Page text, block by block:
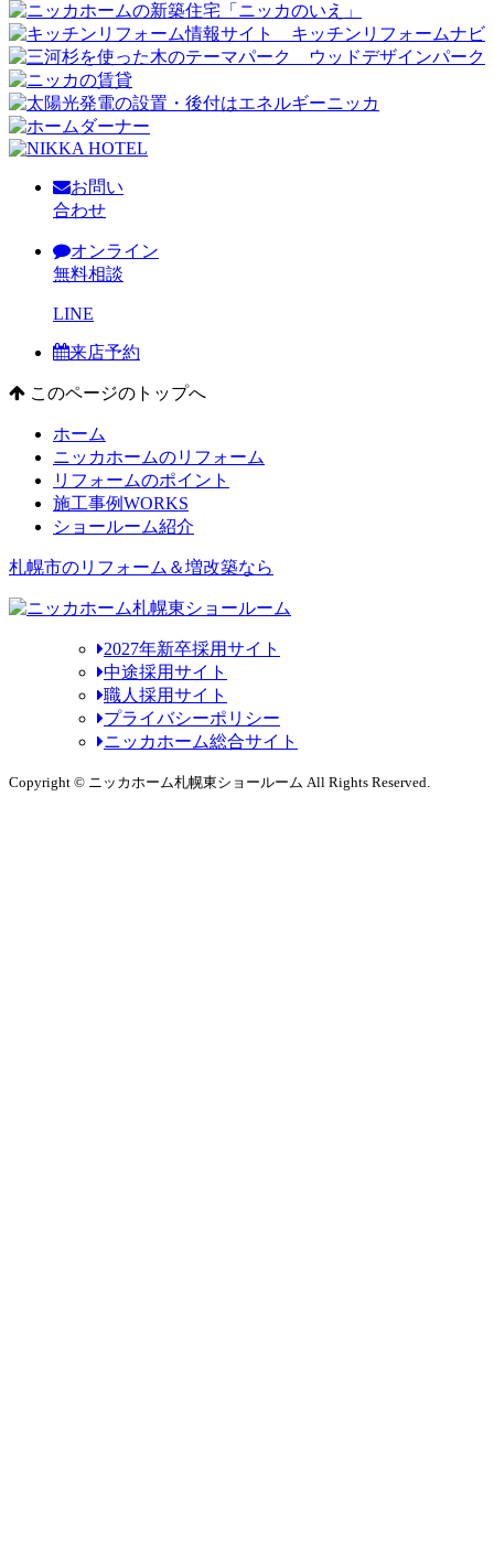
お問い
合わせ
オンライン
無料相談
LINE
来店予約
このページのトップへ
ホーム
ニッカホームのリフォーム
リフォームのポイント
施工事例WORKS
ショールーム紹介
札幌市のリフォーム＆増改築なら
2027年新卒採用サイト
中途採用サイト
職人採用サイト
プライバシーポリシー
ニッカホーム総合サイト
Copyright © ニッカホーム札幌東ショールーム All Rights Reserved.